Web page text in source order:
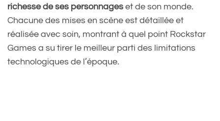
richesse de ses personnages et de son monde.
Chacune des mises en scène est détaillée et
réalisée avec soin, montrant à quel point Rockstar
Games a su tirer le meilleur parti des limitations
technologiques de l’époque.